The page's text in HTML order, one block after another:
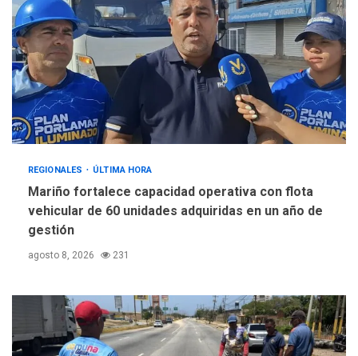
REGIONALES ÚLTIMA HORA
Mariño fortalece capacidad operativa con flota
vehicular de 60 unidades adquiridas en un año de
gestión
agosto 8, 2026 231